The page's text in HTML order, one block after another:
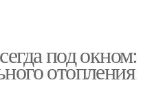
под окном:
отопления